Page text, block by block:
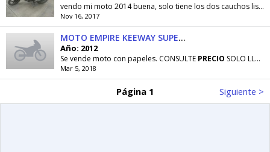
vendo mi moto 2014 buena, solo tiene los dos cauchos lisos. a buen
Nov 16, 2017
MOTO EMPIRE KEEWAY SUPERSHADOW 250
Año: 2012
Se vende moto con papeles. CONSULTE PRECIO SOLO LLAMADAS IDENTIFIQUE DONDE VIO LA PUBLICACION
Mar 5, 2018
Página 1 Siguiente >